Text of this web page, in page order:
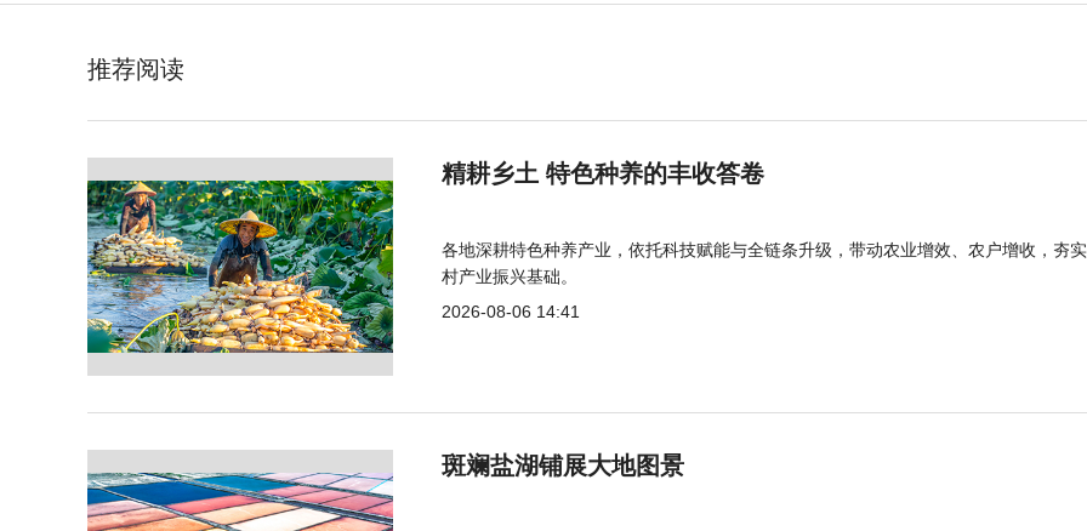
推荐阅读
精耕乡土 特色种养的丰收答卷
各地深耕特色种养产业，依托科技赋能与全链条升级，带动农业增效、农户增收，夯
村产业振兴基础。
2026-08-06 14:41
斑斓盐湖铺展大地图景